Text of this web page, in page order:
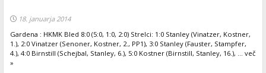
18. januarja 2014
Gardena : HKMK Bled 8:0 (5:0, 1:0, 2:0) Strelci: 1:0 Stanley (Vinatzer, Kostner,
1.), 2:0 Vinatzer (Senoner, Kostner, 2., PP1), 3:0 Stanley (Fauster, Stampfer,
4.), 4:0 Birnstill (Schejbal, Stanley, 6.), 5:0 Kostner (Birnstill, Stanley, 16.), ... več
»